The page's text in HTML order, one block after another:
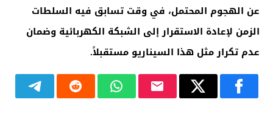
عن الهجوم المحتمل، في وقت تسابق فيه السلطات
الزمن لإعادة الاستقرار إلى الشبكة الكهربائية وضمان
عدم تكرار مثل هذا السيناريو مستقبلاً.